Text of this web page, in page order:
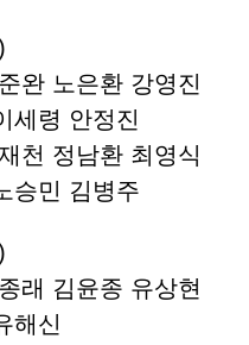
완 노은환 강영진
세령 안정진
천 정남환 최영식
승민 김병주
래 김윤종 유상현
해신